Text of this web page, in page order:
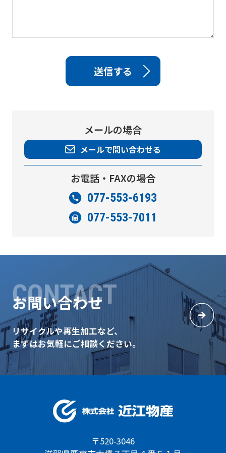
メールの場合
メールで問い合わせる
お電話・FAXの場合
077-553-6193
077-553-7011
CONTACT
お問い合わせ
リサイクルや再生加工など、
まずはお気軽にご相談ください。
〒520-3046